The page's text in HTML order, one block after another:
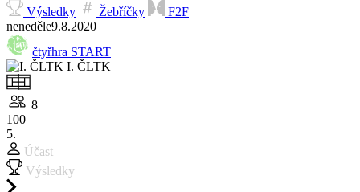
Výsledky
Žebříčky
F2F
neneděle9.8.2020
čtyřhra START
I. ČLTK
8
100
5.
Účast
Výsledky